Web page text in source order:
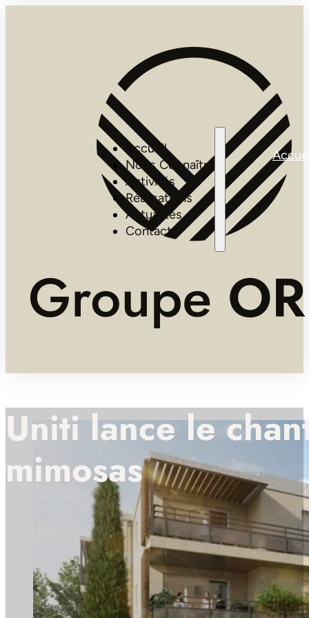
Accueil
Nous Connaître
Activités
Réalisations
Actualités
Contact
Uniti lance le
mimosas